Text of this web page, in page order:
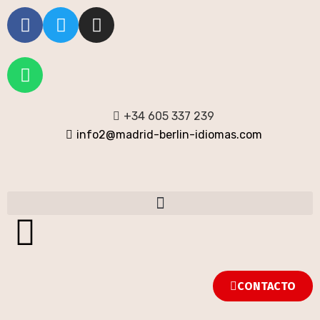
+34 605 337 239
info2@madrid-berlin-idiomas.com
CONTACTO